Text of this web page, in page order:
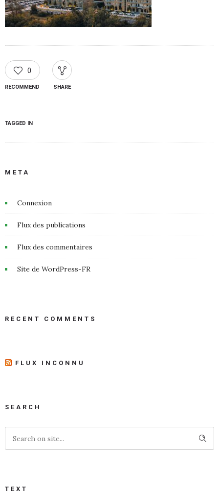
0
RECOMMEND SHARE
TAGGED IN
META
Connexion
Flux des publications
Flux des commentaires
Site de WordPress-FR
RECENT COMMENTS
FLUX INCONNU
SEARCH
TEXT